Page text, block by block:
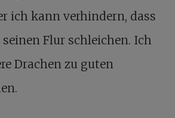
ich kann verhindern, dass
Flur schleichen. Ich
Drachen zu guten